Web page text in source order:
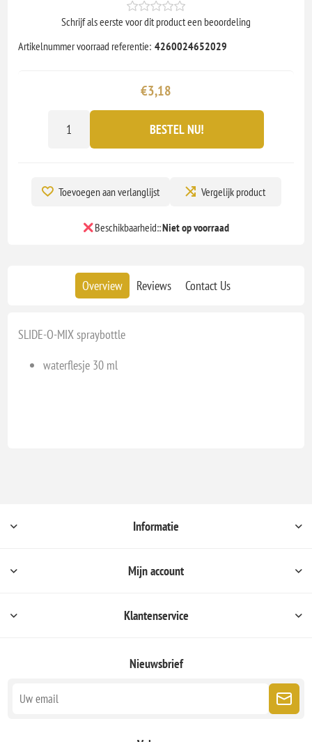
Schrijf als eerste voor dit product een beoordeling
Artikelnummer voorraad referentie: 4260024652029
€3,18
BESTEL NU!
Toevoegen aan verlanglijst Vergelijk product
Beschikbaarheid::Niet op voorraad
Overview Reviews Contact Us
SLIDE-O-MIX spraybottle
waterflesje 30 ml
Informatie
Mijn account
Klantenservice
Nieuwsbrief